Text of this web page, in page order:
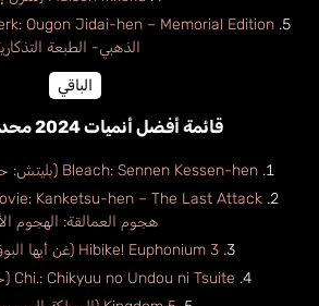
الذهبي- الطبعة
الباقي
قائمة أفضل أنميات 2024 محدثة كل يوم
Bleach: Sennen Kessen-hen (بليتش: حرب الألف سنة الدموية)
هجوم العمالقة: الهجوم
Hibike! Euphonium 3 (غن أيها البوق الموسم الثالث)
Chi.: Chikyuu no Undou ni Tsuite (حول تحركات الأرض)